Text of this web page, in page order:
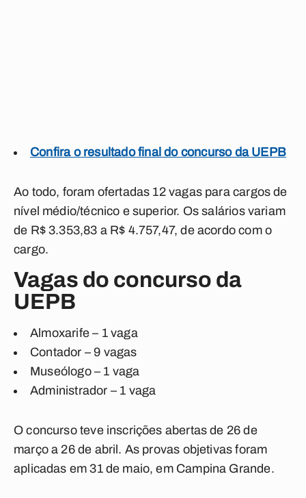
Confira o resultado final do concurso da UEPB
Ao todo, foram ofertadas 12 vagas para cargos de
nível médio/técnico e superior. Os salários variam
de R$ 3.353,83 a R$ 4.757,47, de acordo com o
cargo.
Vagas do concurso da
UEPB
Almoxarife – 1 vaga
Contador – 9 vagas
Museólogo – 1 vaga
Administrador – 1 vaga
O concurso teve inscrições abertas de 26 de
março a 26 de abril. As provas objetivas foram
aplicadas em 31 de maio, em Campina Grande.